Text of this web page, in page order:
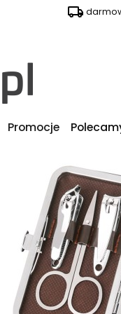
Promocje